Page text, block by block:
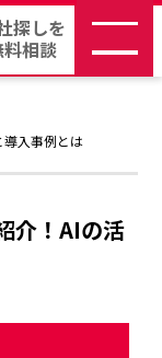
探しを
相談
導入事例とは
介！AIの活